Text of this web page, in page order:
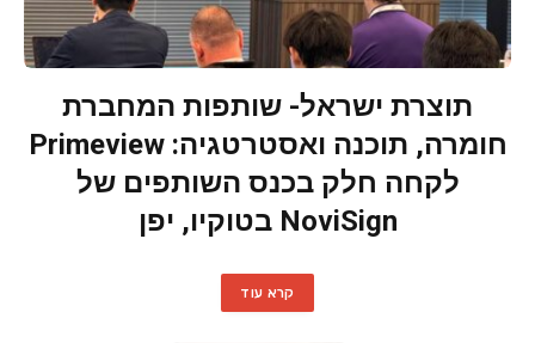
תוצרת ישראל- שותפות המחברת
חומרה, תוכנה ואסטרטגיה: Primeview
לקחה חלק בכנס השותפים של
NoviSign בטוקיו, יפן
קרא עוד